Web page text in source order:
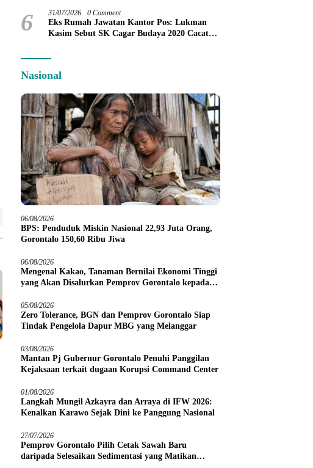
6 31/07/2026 0 Comment
Eks Rumah Jawatan Kantor Pos: Lukman
Kasim Sebut SK Cagar Budaya 2020 Cacat
Nasional
06/08/2026
BPS: Penduduk Miskin Nasional 22,93 Juta Orang,
Gorontalo 150,60 Ribu Jiwa
06/08/2026
Mengenal Kakao, Tanaman Bernilai Ekonomi Tinggi
yang Akan Disalurkan Pemprov Gorontalo kepada
05/08/2026
Zero Tolerance, BGN dan Pemprov Gorontalo Siap
Tindak Pengelola Dapur MBG yang Melanggar
03/08/2026
Mantan Pj Gubernur Gorontalo Penuhi Panggilan
Kejaksaan terkait dugaan Korupsi Command Center
01/08/2026
Langkah Mungil Azkayra dan Arraya di IFW 2026:
Kenalkan Karawo Sejak Dini ke Panggung Nasional
27/07/2026
Pemprov Gorontalo Pilih Cetak Sawah Baru
daripada Selesaikan Sedimentasi yang Matikan